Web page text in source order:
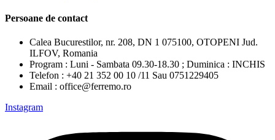
Persoane de contact
Calea Bucurestilor, nr. 208, DN 1 075100, OTOPENI Jud.
ILFOV, Romania
Program : Luni - Sambata 09.30-18.30 ; Duminica : INCHIS
Telefon : +40 21 352 00 10 /11 Sau 0751229405
Email : office@ferremo.ro
Instagram